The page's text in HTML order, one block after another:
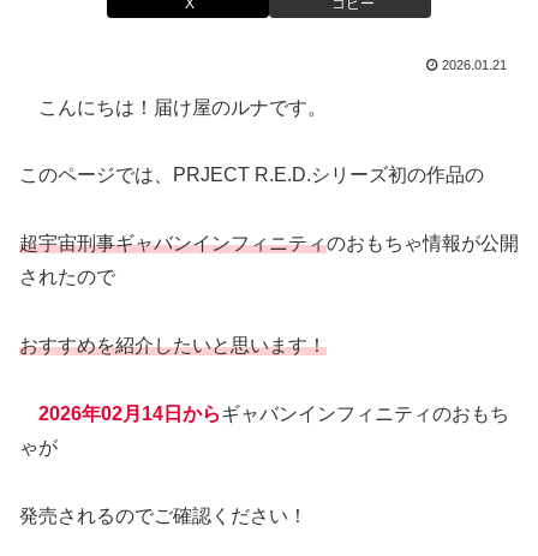
X コピー
2026.01.21
こんにちは！届け屋のルナです。
このページでは、PRJECT R.E.D.シリーズ初の作品の
超宇宙刑事ギャバンインフィニティのおもちゃ情報が公開
されたので
おすすめを紹介したいと思います！
2026年02月14日からギャバンインフィニティのおもち
ゃが
発売されるのでご確認ください！